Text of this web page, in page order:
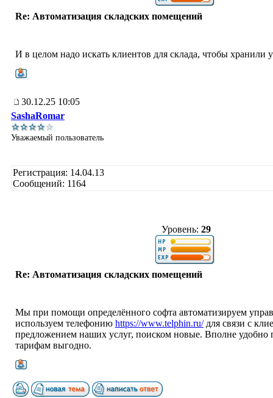
Re: Автоматизация складских помещений
И в целом надо искать клиентов для склада, чтобы хранили
30.12.25 10:05
SashaRomar
Уважаемый пользователь
Регистрация: 14.04.13
Сообщений: 1164
Уровень: 29
Re: Автоматизация складских помещений
Мы при помощи определённого софта автоматизируем
используем телефонию https://www.telphin.ru/для связи с
предложением наших услуг, поиском новые. Вполне удобно
тарифам выгодно.